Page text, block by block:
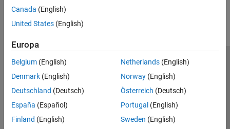
Canada (English)
United States (English)
Europa
Belgium (English)
Denmark (English)
Deutschland (Deutsch)
España (Español)
Finland (English)
Netherlands(English)
Norway(English)
Österreich (Deutsch)
Portugal (English)
Sweden (English)
Centro de confianza
Marcas comerciales
Política de privacidad
Antipiratería
Estado de las aplicaciones
Información de contacto
© 1994-2026 The MathWorks, Inc.